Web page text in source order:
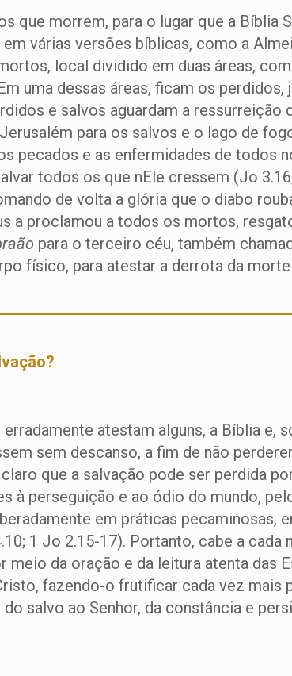
que morrem, para o lugar que a Bíblia
em várias versões bíblicas, como a
local dividido em duas áreas,
uma dessas áreas, ficam os
e salvos aguardam a
para os salvos e o lago de
pecados e as enfermidades de todos
todos os que nEle cressem (Jo
de volta a glória que o diabo
a proclamou a todos os mortos,
para o terceiro céu, também
físico, para atestar a derrota da morte
atestam alguns, a Bíblia e,
sem descanso, a fim de não
que a salvação pode ser perdida
à perseguição e ao ódio do mundo,
em práticas pecaminosas,
1 Jo 2.15-17). Portanto, cabe a
da oração e da leitura atenta das
fazendo-o frutificar cada vez mais
salvo ao Senhor, da constância e